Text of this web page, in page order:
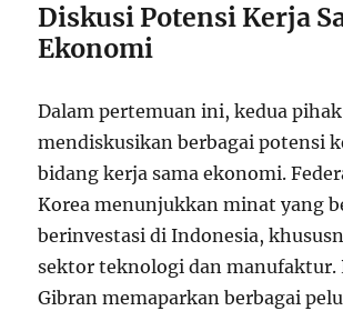
Diskusi Potensi Kerja
Ekonomi
Dalam pertemuan ini, kedua pihak
mendiskusikan berbagai potensi
bidang kerja sama ekonomi.
Korea menunjukkan minat yang
berinvestasi di Indonesia,
sektor teknologi dan manufaktur.
Gibran memaparkan berbagai